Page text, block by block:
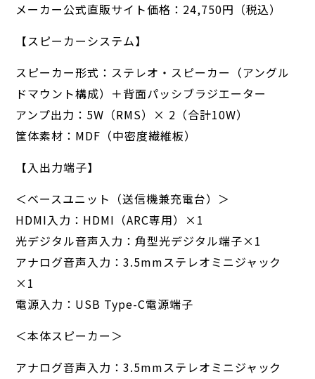
メーカー公式直販サイト価格：24,750円（税込）
【スピーカーシステム】
スピーカー形式：ステレオ・スピーカー（アングル
ドマウント構成）＋背面パッシブラジエーター
アンプ出力：5W（RMS）× 2（合計10W）
筐体素材：MDF（中密度繊維板）
【入出力端子】
＜ベースユニット（送信機兼充電台）＞
HDMI入力：HDMI（ARC専用）×1
光デジタル音声入力：角型光デジタル端子×1
アナログ音声入力：3.5mmステレオミニジャック
×1
電源入力：USB Type-C電源端子
＜本体スピーカー＞
アナログ音声入力：3.5mmステレオミニジャック